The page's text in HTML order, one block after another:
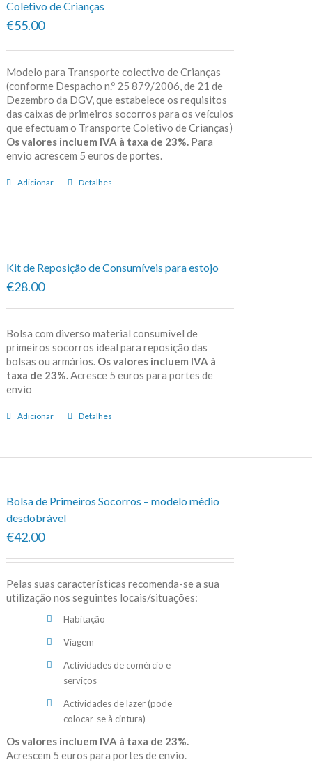
Coletivo de Crianças
€55.00
Modelo para Transporte colectivo de Crianças
(conforme Despacho n.º 25 879/2006, de 21 de
Dezembro da DGV, que estabelece os requisitos
das caixas de primeiros socorros para os veículos
que efectuam o Transporte Coletivo de Crianças)
Os valores incluem IVA à taxa de 23%. Para
envio acrescem 5 euros de portes.
Adicionar Detalhes
Kit de Reposição de Consumíveis para estojo
€28.00
Bolsa com diverso material consumível de
primeiros socorros ideal para reposição das
bolsas ou armários. Os valores incluem IVA à
taxa de 23%. Acresce 5 euros para portes de
envio
Adicionar Detalhes
Bolsa de Primeiros Socorros – modelo médio
desdobrável
€42.00
Pelas suas características recomenda-se a sua
utilização nos seguintes locais/situações:
Habitação
Viagem
Actividades de comércio e
serviços
Actividades de lazer (pode
colocar-se à cintura)
Os valores incluem IVA à taxa de 23%.
Acrescem 5 euros para portes de envio.